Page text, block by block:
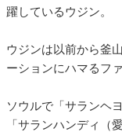
躍しているウジン。
ウジンは以前から釜
ーションにハマるフ
ソウルで「サランヘ
「サランハンディ（